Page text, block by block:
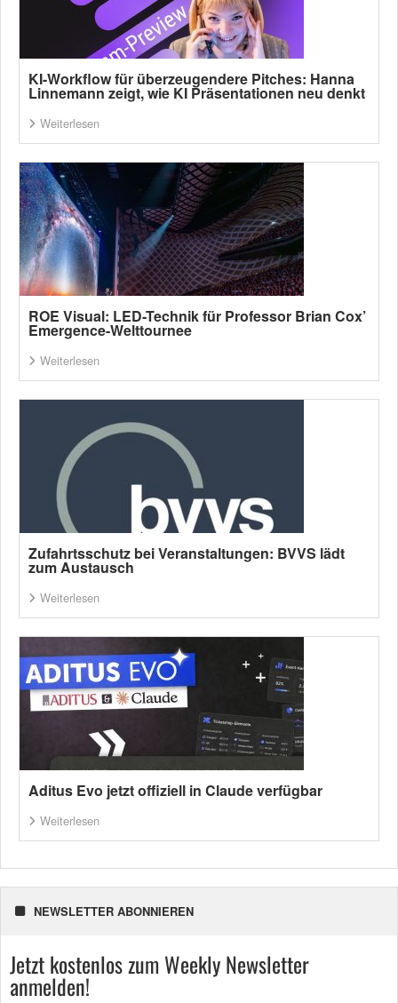
KI-Workflow für überzeugendere Pitches: Hanna
Linnemann zeigt, wie KI Präsentationen neu denkt
Weiterlesen
ROE Visual: LED-Technik für Professor Brian Cox’
Emergence-Welttournee
Weiterlesen
Zufahrtsschutz bei Veranstaltungen: BVVS lädt
zum Austausch
Weiterlesen
Aditus Evo jetzt offiziell in Claude verfügbar
Weiterlesen
NEWSLETTER ABONNIEREN
Jetzt kostenlos zum Weekly Newsletter
anmelden!